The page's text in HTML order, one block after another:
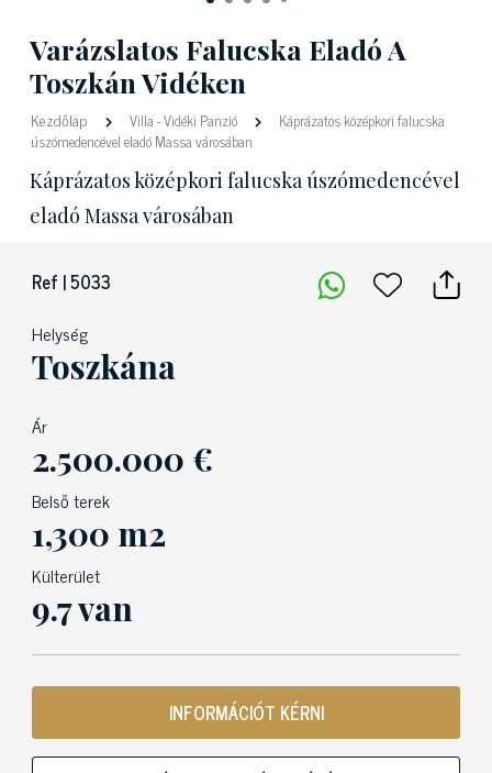
Varázslatos Falucska Eladó A
Toszkán Vidéken
Kezdőlap Villa-Vidéki Panzió
Káprázatos középkori falucska
úszómedencével eladó Massa városában
Káprázatos középkori falucska úszómedencével
eladó Massa városában
Ref | 5033
Helység
Toszkána
Ár
2.500.000 €
Belső terek
1,300 m2
Külterület
9.7 van
INFORMÁCIÓT KÉRNI